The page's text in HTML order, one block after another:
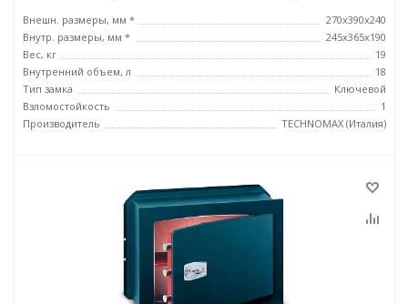
Внешн. размеры, мм *
270x390x240
Внутр. размеры, мм *
245х365х190
Вес, кг
19
Внутренний объем, л
18
Тип замка
Ключевой
Взломостойкость
1
Производитель
TECHNOMAX (Италия)